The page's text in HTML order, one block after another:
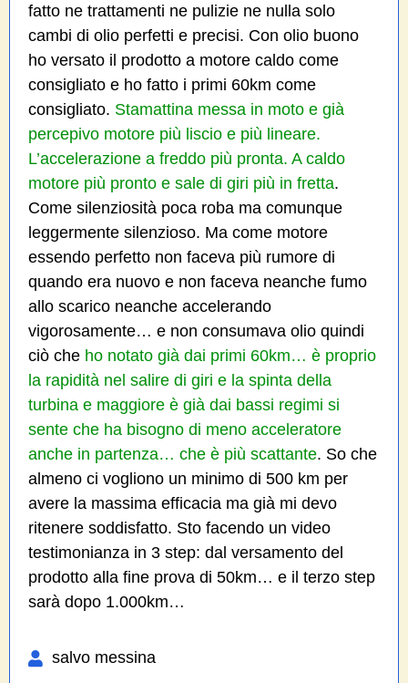
fatto ne trattamenti ne pulizie ne nulla solo
cambi di olio perfetti e precisi. Con olio buono
ho versato il prodotto a motore caldo come
consigliato e ho fatto i primi 60km come
consigliato. Stamattina messa in moto e già
percepivo motore più liscio e più lineare.
L’accelerazione a freddo più pronta. A caldo
motore più pronto e sale di giri più in fretta.
Come silenziosità poca roba ma comunque
leggermente silenzioso. Ma come motore
essendo perfetto non faceva più rumore di
quando era nuovo e non faceva neanche fumo
allo scarico neanche accelerando
vigorosamente… e non consumava olio quindi
ciò che ho notato già dai primi 60km… è proprio
la rapidità nel salire di giri e la spinta della
turbina e maggiore è già dai bassi regimi si
sente che ha bisogno di meno acceleratore
anche in partenza… che è più scattante. So che
almeno ci vogliono un minimo di 500 km per
avere la massima efficacia ma già mi devo
ritenere soddisfatto. Sto facendo un video
testimonianza in 3 step: dal versamento del
prodotto alla fine prova di 50km… e il terzo step
sarà dopo 1.000km…
salvo messina